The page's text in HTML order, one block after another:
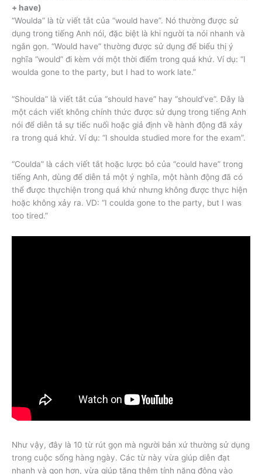
+ have)
“Woulda” là từ viết tắt của “would have”. Nó thường được sử
dụng trong tiếng Anh nói, đặc biệt là khi người ta nói nhanh và
ngắn gọn. “Would have” thường được sử dụng để biểu thị ý
nghĩa “would” đi kèm với một thời điểm trong quá khứ. Ví dụ: “I
woulda gone to the party, but I had to work late.”
“Shoulda” là viết tắt của “should have” hay “should’ve”. Đây là
một cách viết không chính thức được sử dụng trong tiếng Anh
nói để diễn tả sự tiếc nuối hoặc giả định về hành động đã xảy
ra trong quá khứ. Ví dụ: “I shoulda studied more for the exam”.
“Coulda” là cách viết tắt hoặc lược bỏ của “could have” trong
tiếng Anh, dùng để diễn tả một ý nghĩa, một hành động đã có
thể được thựchiện trong quá khứ nhưng không được thực hiện
hoặc không xảy ra. VD: “I coulda gone to the party, but I was
too tired.”
Như vậy, đây là 10 từ rút gọn mà người bản xứ thường sử dụng
trong cuộc sống hàng ngày. Các từ này vừa giúp diễn đạt
nhanh và gọn hơn, vừa giúp tăng thêm tính năng động vào